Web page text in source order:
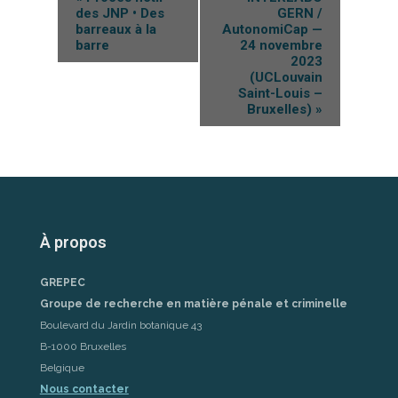
des JNP • Des
barreaux à la
barre
GERN /
AutonomiCap —
24 novembre
2023
(UCLouvain
Saint-Louis –
Bruxelles) »
À propos
GREPEC
Groupe de recherche en matière pénale et criminelle
Boulevard du Jardin botanique 43
B-1000 Bruxelles
Belgique
Nous contacter